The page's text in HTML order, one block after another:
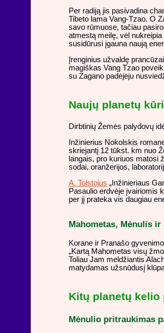
Per radiją jis pasivadina
Tibeto lama Vang-Tzao. O
savo rūmuose, tačiau
atmestą meilę, vėl
susidūrusi įgauna naują
Įrenginius užvaldę
magiškas Vang Tzao
su Zagano padėjėju
Naujų planetų
Dirbtinių Žemės palydovų
Inžinierius Nokolskis
skriejantį 12 tūkst. km nuo
langais, pro kuriuos matosi
sodai, oranžerijos,
A. Tolstojus „Inžinieriaus
Pasaulio erdvėje įvairiomis
per jį prateka vis daugiau
Mahometas, Mėnulis ir
Korane ir Pranašo
„Kartą Mahometas visų
Toliau Jam meldžiantis
matydamas užsnūdusį
Kitų planetų kelio
Mėnulio pritraukimas